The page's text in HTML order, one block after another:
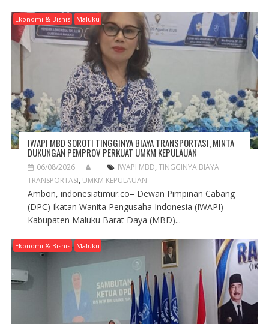
G
A
T
Ekonomi & Bisnis Maluku
IWAPI MBD SOROTI TINGGINYA BIAYA TRANSPORTASI, MINTA
DUKUNGAN PEMPROV PERKUAT UMKM KEPULAUAN
06/08/2026 IWAPI MBD, TINGGINYA BIAYA
TRANSPORTASI, UMKM KEPULAUAN
Ambon, indonesiatimur.co– Dewan Pimpinan Cabang
(DPC) Ikatan Wanita Pengusaha Indonesia (IWAPI)
Kabupaten Maluku Barat Daya (MBD)...
Ekonomi & Bisnis Maluku